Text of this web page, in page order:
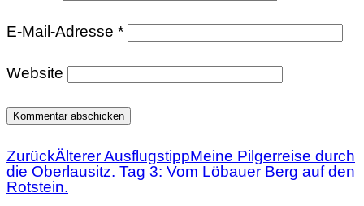
E-Mail-Adresse *
Website
ZurückÄlterer AusflugstippMeine Pilgerreise durch
die Oberlausitz. Tag 3: Vom Löbauer Berg auf den
Rotstein.